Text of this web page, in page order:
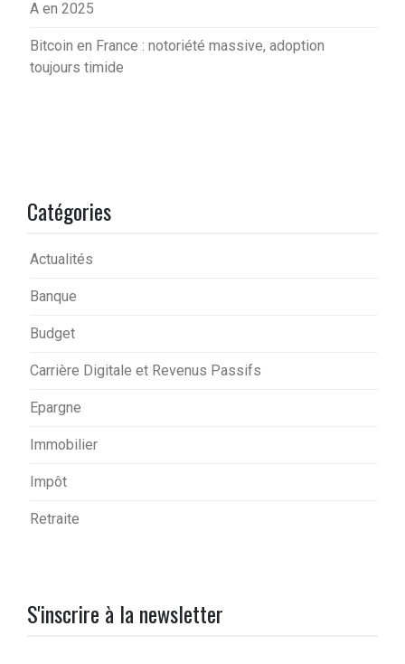
A en 2025
Bitcoin en France : notoriété massive, adoption
toujours timide
Catégories
Actualités
Banque
Budget
Carrière Digitale et Revenus Passifs
Epargne
Immobilier
Impôt
Retraite
S'inscrire à la newsletter